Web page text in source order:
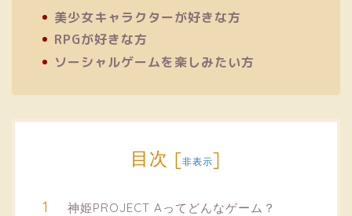
美少女キャラクターが好きな方
RPGが好きな方
ソーシャルゲームを楽しみたい方
目次 [非表示]
神姫PROJECT Aってどんなゲーム？